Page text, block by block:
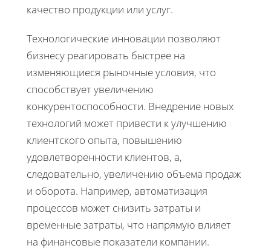
качество продукции или услуг.
Технологические инновации позволяют
бизнесу реагировать быстрее на
изменяющиеся рыночные условия, что
способствует увеличению
конкурентоспособности. Внедрение новых
технологий может привести к улучшению
клиентского опыта, повышению
удовлетворенности клиентов, а,
следовательно, увеличению объема продаж
и оборота. Например, автоматизация
процессов может снизить затраты и
временные затраты, что напрямую влияет
на финансовые показатели компании.